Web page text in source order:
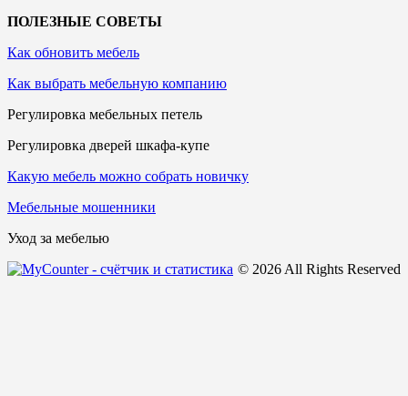
ПОЛЕЗНЫЕ СОВЕТЫ
Как обновить мебель
Как выбрать мебельную компанию
Регулировка мебельных петель
Регулировка дверей шкафа-купе
Какую мебель можно собрать новичку
Мебельные мошенники
Уход за мебелью
© 2026 All Rights Reserved